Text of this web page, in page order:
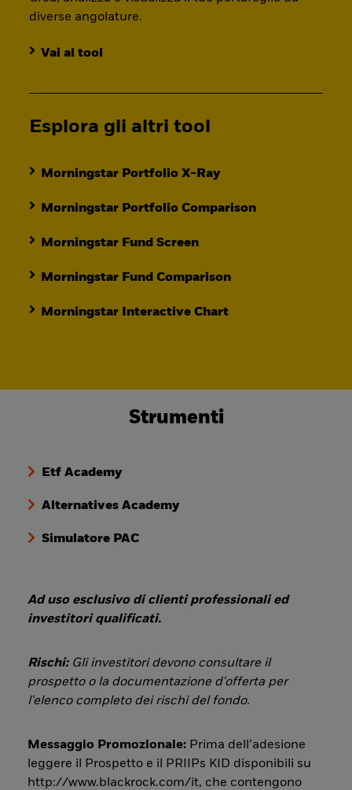
diverse angolature.
Vai al tool
Esplora gli altri tool
Morningstar Portfolio X-Ray
Morningstar Portfolio Comparison
Morningstar Fund Screen
Morningstar Fund Comparison
Morningstar Interactive Chart
Strumenti
Etf Academy
Alternatives Academy
Simulatore PAC
Ad uso esclusivo di clienti professionali ed
investitori qualificati.
Rischi: Gli investitori devono consultare il
prospetto o la documentazione d'offerta per
l'elenco completo dei rischi del fondo.
Messaggio Promozionale: Prima dell’adesione
leggere il Prospetto e il PRIIPs KID disponibili su
http://www.blackrock.com/it, che contengono